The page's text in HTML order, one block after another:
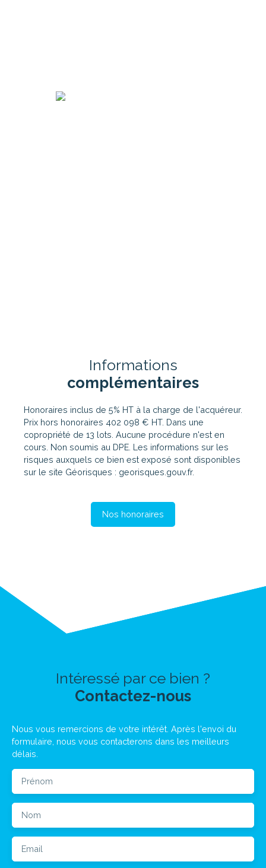
Informations
complémentaires
Honoraires inclus de 5% HT à la charge de l'acquéreur.
Prix hors honoraires 402 098 € HT. Dans une
copropriété de 13 lots. Aucune procédure n'est en
cours. Non soumis au DPE. Les informations sur les
risques auxquels ce bien est exposé sont disponibles
sur le site Géorisques : georisques.gouv.fr.
Nos honoraires
Intéressé par ce bien ?
Contactez-nous
Nous vous remercions de votre intérêt. Après l'envoi du
formulaire, nous vous contacterons dans les meilleurs
délais.
Prénom
Nom
Email